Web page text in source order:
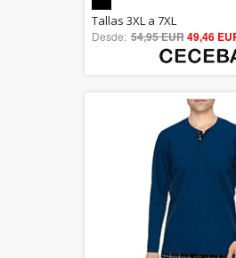
5.00
out of 5
Tallas 3XL a 7XL
Desde: 54,95 EUR49,46